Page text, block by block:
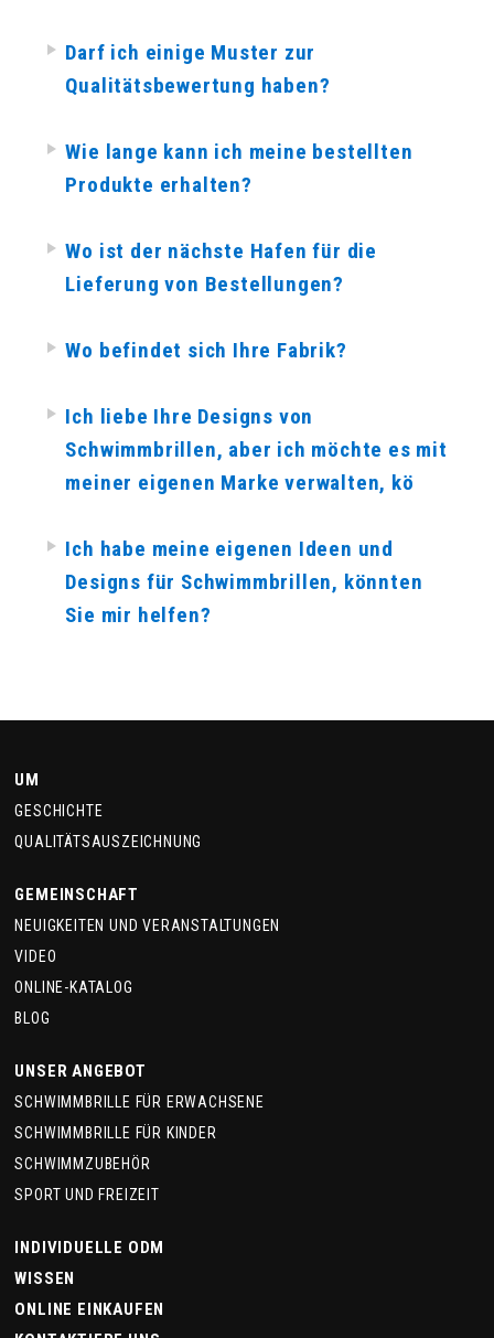
Darf ich einige Muster zur
Qualitätsbewertung haben?
Wie lange kann ich meine bestellten
Produkte erhalten?
Wo ist der nächste Hafen für die
Lieferung von Bestellungen?
Wo befindet sich Ihre Fabrik?
Ich liebe Ihre Designs von
Schwimmbrillen, aber ich möchte es mit
meiner eigenen Marke verwalten, kö
Ich habe meine eigenen Ideen und
Designs für Schwimmbrillen, könnten
Sie mir helfen?
UM
GESCHICHTE
QUALITÄTSAUSZEICHNUNG
GEMEINSCHAFT
NEUIGKEITEN UND VERANSTALTUNGEN
VIDEO
ONLINE-KATALOG
BLOG
UNSER ANGEBOT
SCHWIMMBRILLE FÜR ERWACHSENE
SCHWIMMBRILLE FÜR KINDER
SCHWIMMZUBEHÖR
SPORT UND FREIZEIT
INDIVIDUELLE ODM
WISSEN
ONLINE EINKAUFEN